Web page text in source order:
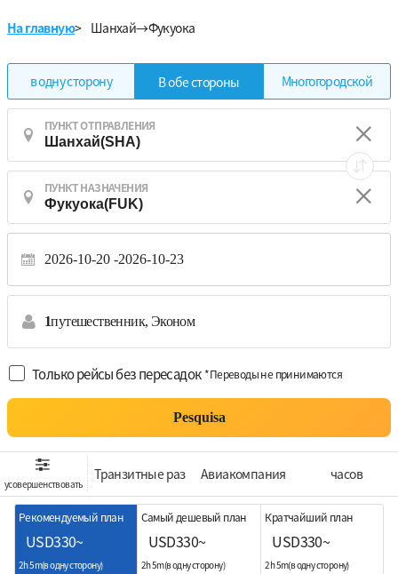
На главную> Шанхай→Фукуока
в одну сторону В обе стороны Многогородской
ПУНКТ ОТПРАВЛЕНИЯ
ПУНКТ НАЗНАЧЕНИЯ
2026-10-20 2026-10-23
1путешественник, Эконом
Только рейсы без пересадок *Переводы не принимаются
Pesquisa
усовершенствовать
Транзитные раз Aвиакомпания часов
Рекомендуемый план
USD330~
2h 5m(в одну сторону)
Самый дешевый план
USD330~
2h 5m(в одну сторону)
Кратчайший план
USD330~
2h 5m(в одну сторону)